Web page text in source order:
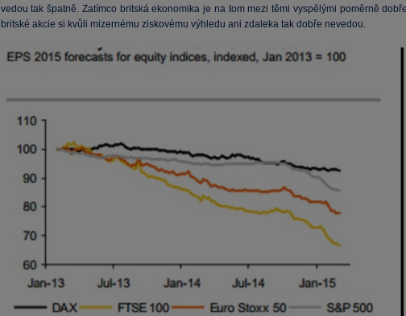
vedou tak špatně. Zatímco britská ekonomika je na tom mezi těmi vyspělými poměrně
britské akcie si kvůli mizernému ziskovému výhledu ani zdaleka tak dobře nevedou.